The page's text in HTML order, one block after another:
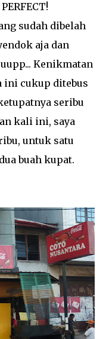
sudah dibelah
aja dan
Kenikmatan
ini cukup ditebus
seribu
kali ini, saya
untuk satu
buah kupat.